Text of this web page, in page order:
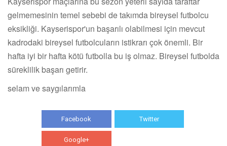
gelmemesinin temel sebebi de takımda bireysel futbolcu
eksikliği. Kayserispor'un başarılı olabilmesi için mevcut
kadrodaki bireysel futbolcuların istikrarı çok önemli. Bir
hafta iyi bir hafta kötü futbolla bu iş olmaz. Bireysel futbolda
süreklilik başarı getirir.
selam ve saygılarımla
Facebook Twitter
Google+